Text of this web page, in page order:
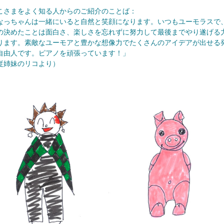
さまをよく知る人からのご紹介のことば：
っちゃんは一緒にいると自然と笑顔になります。いつもユーモラスで
決めたことは面白さ、楽しさを忘れずに努力して最後までやり遂げる
ます。素敵なユーモアと豊かな想像力でたくさんのアイデアが出せる
由人です。ピアノを頑張っています！」
姉妹のリコより）